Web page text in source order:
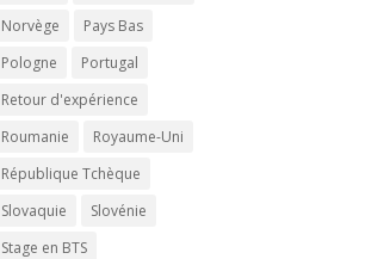
Norvège
Pays Bas
Pologne
Portugal
Retour d'expérience
Roumanie
Royaume-Uni
République Tchèque
Slovaquie
Slovénie
Stage en BTS